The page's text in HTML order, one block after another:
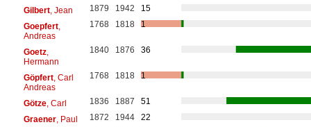
Gilbert, Jean 1879 1942
15
Goepfert,
Andreas
1768 1818 1
Goetz,
Hermann
1840 1876 36
Göpfert, Carl
Andreas
1768 1818 1
Götze, Carl 1836 1887
51
Graener, Paul 1872 1944
22